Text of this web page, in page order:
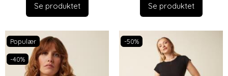
Se produktet Se produktet
Populær
-40%
-50%